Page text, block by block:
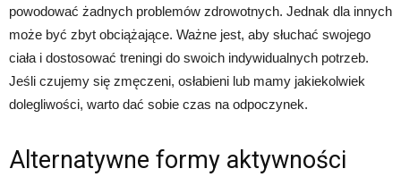
powodować żadnych problemów zdrowotnych. Jednak dla innych
może być zbyt obciążające. Ważne jest, aby słuchać swojego
ciała i dostosować treningi do swoich indywidualnych potrzeb.
Jeśli czujemy się zmęczeni, osłabieni lub mamy jakiekolwiek
dolegliwości, warto dać sobie czas na odpoczynek.
Alternatywne formy aktywności